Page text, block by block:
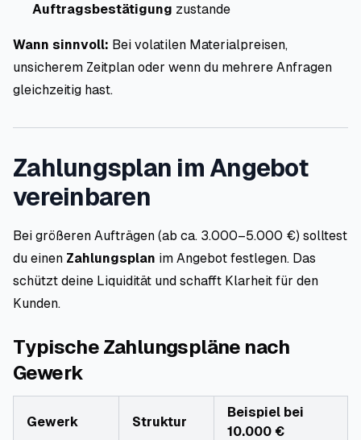
Auftragsbestätigung zustande
Wann sinnvoll: Bei volatilen Materialpreisen,
unsicherem Zeitplan oder wenn du mehrere Anfragen
gleichzeitig hast.
Zahlungsplan im Angebot
vereinbaren
Bei größeren Aufträgen (ab ca. 3.000–5.000 €) solltest
du einen Zahlungsplan im Angebot festlegen. Das
schützt deine Liquidität und schafft Klarheit für den
Kunden.
Typische Zahlungspläne nach
Gewerk
Gewerk Struktur
Beispiel bei
10.000 €